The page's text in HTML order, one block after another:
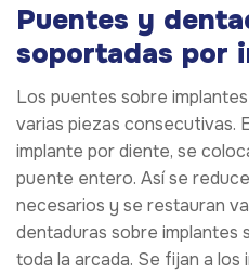
Puentes y
soportadas por
Los puentes sobre
varias piezas consecutivas.
implante por diente, se
puente entero. Así se
necesarios y se restauran
dentaduras sobre implantes
toda la arcada. Se fijan a